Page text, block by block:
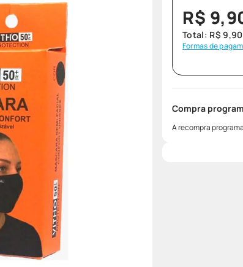
R$ 9,
Total: R$ 9,90
Formas de
Compra
A recompra